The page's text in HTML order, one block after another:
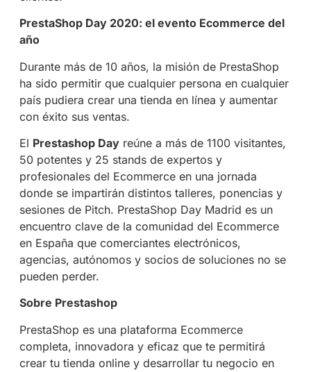
PrestaShop Day 2020: el evento Ecommerce del
año
Durante más de 10 años, la misión de PrestaShop
ha sido permitir que cualquier persona en cualquier
país pudiera crear una tienda en línea y aumentar
con éxito sus ventas.
El Prestashop Dayreúne a más de 1100 visitantes,
50 potentes y 25 stands de expertos y
profesionales del Ecommerce en una jornada
donde se impartirán distintos talleres, ponencias y
sesiones de Pitch. PrestaShop Day Madrid es un
encuentro clave de la comunidad del Ecommerce
en España que comerciantes electrónicos,
agencias, autónomos y socios de soluciones no se
pueden perder.
Sobre Prestashop
PrestaShop es una plataforma Ecommerce
completa, innovadora y eficaz que te permitirá
crear tu tienda online y desarrollar tu negocio en